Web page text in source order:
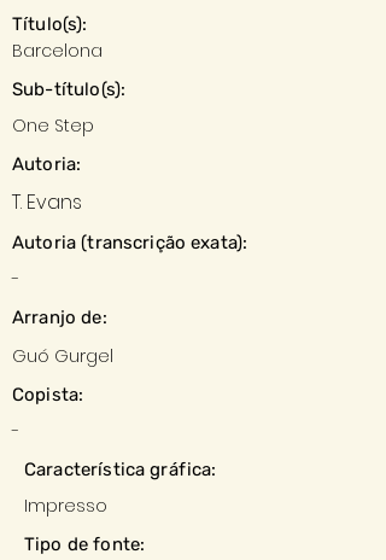
Título(s):
Barcelona
Sub-título(s):
One Step
Autoria:
T. Evans
Autoria (transcrição exata):
-
Arranjo de:
Guó Gurgel
Copista:
-
Característica gráfica:
Impresso
Tipo de fonte: